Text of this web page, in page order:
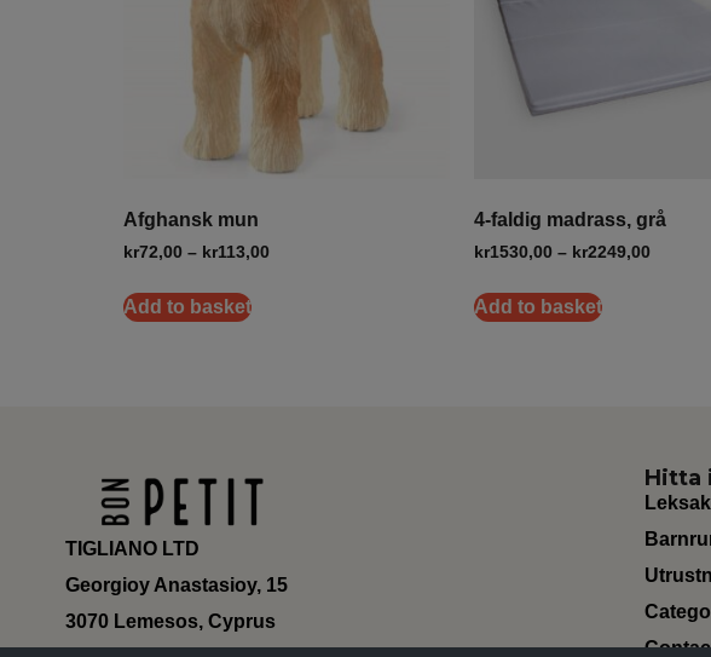
Afghansk mun
kr72,00 – kr113,00
Add to basket
4-faldig madrass, grå
kr1530,00 – kr2249,00
Add to basket
TIGLIANO LTD
Georgioy Anastasioy, 15
3070 Lemesos, Cyprus
Hitta